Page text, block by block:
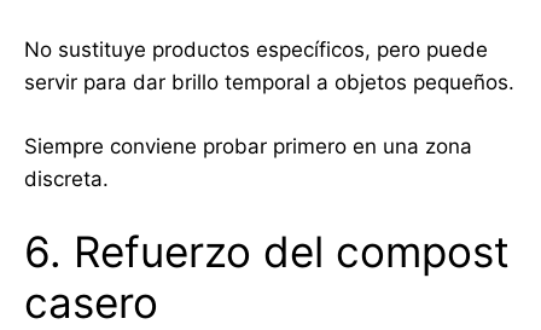
No sustituye productos específicos, pero puede
servir para dar brillo temporal a objetos pequeños.
Siempre conviene probar primero en una zona
discreta.
6. Refuerzo del compost
casero